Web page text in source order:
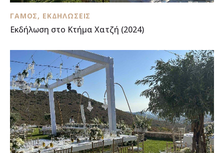
ΓΆΜΟΣ, ΕΚΔΗΛΏΣΕΙΣ
Εκδήλωση στο Κτήμα Χατζή (2024)